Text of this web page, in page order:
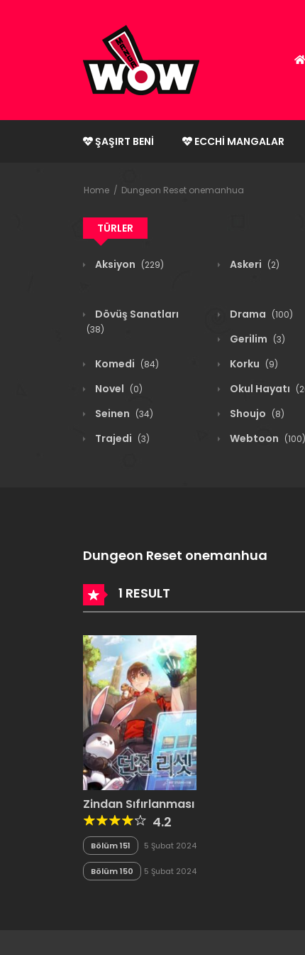
ŞAŞIRT BENI ECCHI MANGALAR
Home Dungeon Reset onemanhua
TÜRLER
Aksiyon (229) Askeri (2)
Dövüş Sanatları
(38)
Drama (100)
Gerilim (3)
Komedi (84) Korku (9)
Novel (0) Okul Hayatı
Seinen (34) Shoujo (8)
Trajedi (3) Webtoon (100)
Dungeon Reset onemanhua
1 RESULT
Zindan Sıfırlanması
4.2
Bölüm 151 5 Şubat 2024
Bölüm 150 5 Şubat 2024